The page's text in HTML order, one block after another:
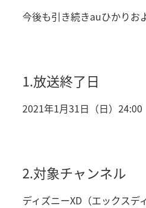
今後も引き続きauひかりお
1.放送終了日
2021年1月31日（日）24:00
2.対象チャンネル
ディズニーXD（エックスデ